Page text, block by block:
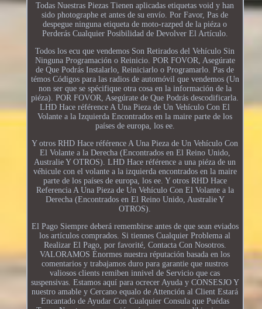
Todas Nuestras Piezas Tienen aplicadas etiquetas void y han
sido photographe et antes de su envío. Por Favor, Pas de
despegue ninguna etiqueta de moto-razped de la piéza o
Perderás Cualquier Posibilidad de Devolver El Artículo.
Todos los ecu que vendemos Son Retirados del Vehículo Sin
Ninguna Programación o Reinicio. POR FOVOR, Asegúrate
de Que Podrás Instalarlo, Reiniciarlo o Programarlo. Pas de
témos Códigos para las radios de automóvil que vendemos (Un
non ser que se spécifique otra cosa en la información de la
piéza). POR FOVOR, Asegúrate de Que Podrás descodificarla.
LHD Hace référence A Una Pieza de Un Vehículo Con El
Volante a la Izquierda Encontrados en la maire parte de los
países de europa, los ee.
Y otros RHD Hace référence A Una Pieza de Un Vehículo Con
El Volante a la Derecha (Encontrados en El Reino Unido,
Australie Y OTROS). LHD Hace référence a una piéza de un
véhicule con el volante a la izquierda encontrados en la maire
parte de los países de europa, los ee. Y otros RHD Hace
Referencia A Una Pieza de Un Vehículo Con El Volante a la
Derecha (Encontrados en El Reino Unido, Australie Y
OTROS).
El Pago Siempre deberá remembirse antes de que sean eviados
los artículos comprados. Si tiennes Cualquier Problema al
Realizar El Pago, por favorité, Contacta Con Nosotros.
VALORAMOS Énormes nuestra réputación basada en los
comentarios y trabajamos duro para garantie que nustros
valiosos clients remiben innivel de Servicio que cas
suspensivas. Estamos aquí para ocrecer Ayuda y CONSESJO Y
nuestro amable y Cercano equalo de Attención al Client Estará
Encantado de Ayudar Con Cualquier Consula que Puédas